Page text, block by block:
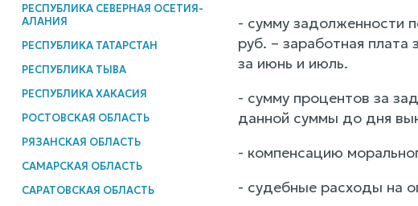
РЕСПУБЛИКА СЕВЕРНАЯ ОСЕТИЯ-
АЛАНИЯ
РЕСПУБЛИКА ТАТАРСТАН
РЕСПУБЛИКА ТЫВА
РЕСПУБЛИКА ХАКАСИЯ
РОСТОВСКАЯ ОБЛАСТЬ
РЯЗАНСКАЯ ОБЛАСТЬ
САМАРСКАЯ ОБЛАСТЬ
САРАТОВСКАЯ ОБЛАСТЬ
- сумму задолженности
руб. – заработная плата
за июнь и июль.
- сумму процентов за
данной суммы до дня
- компенсацию
- судебные расходы на